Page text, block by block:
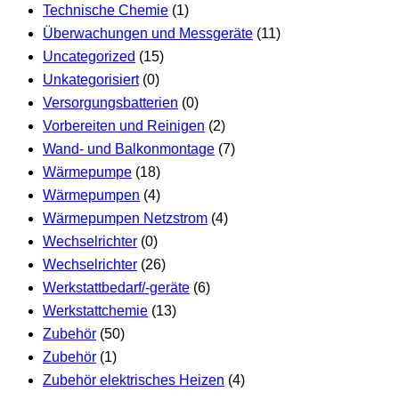
Technische Chemie (1)
Überwachungen und Messgeräte (11)
Uncategorized (15)
Unkategorisiert (0)
Versorgungsbatterien (0)
Vorbereiten und Reinigen (2)
Wand- und Balkonmontage (7)
Wärmepumpe (18)
Wärmepumpen (4)
Wärmepumpen Netzstrom (4)
Wechselrichter (0)
Wechselrichter (26)
Werkstattbedarf/-geräte (6)
Werkstattchemie (13)
Zubehör (50)
Zubehör (1)
Zubehör elektrisches Heizen (4)